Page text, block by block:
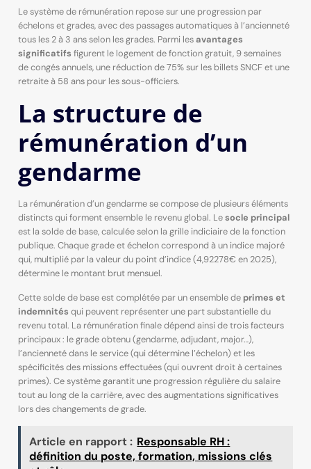
Le système de rémunération repose sur une progression par
échelons et grades, avec des passages automatiques à l’ancienneté
tous les 2 à 3 ans selon les grades. Parmi lesavantages
significatifs figurent le logement de fonction gratuit, 9 semaines
de congés annuels, une réduction de 75% sur les billets SNCF et une
retraite à 58 ans pour les sous-officiers.
La structure de
rémunération d’un
gendarme
La rémunération d’un gendarme se compose de plusieurs éléments
distincts qui forment ensemble le revenu global. Lesocle principal
est la solde de base, calculée selon la grille indiciaire de la fonction
publique. Chaque grade et échelon correspond à un indice majoré
qui, multiplié par la valeur du point d’indice (4,92278€ en 2025),
détermine le montant brut mensuel.
Cette solde de base est complétée par un ensemble de primes et
indemnités qui peuvent représenter une part substantielle du
revenu total. La rémunération finale dépend ainsi de trois facteurs
principaux : le grade obtenu (gendarme, adjudant, major…),
l’ancienneté dans le service (qui détermine l’échelon) et les
spécificités des missions effectuées (qui ouvrent droit à certaines
primes). Ce système garantit une progression régulière du salaire
tout au long de la carrière, avec des augmentations significatives
lors des changements de grade.
Article en rapport : Responsable RH :
définition du poste, formation, missions clés